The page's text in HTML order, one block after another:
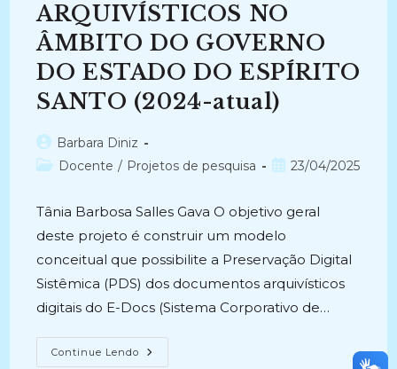
ARQUIVÍSTICOS NO
ÂMBITO DO GOVERNO
DO ESTADO DO ESPÍRITO
SANTO (2024-atual)
Autor
do
Barbara Diniz
Categoria
Docente / Projetos de pesquisa
Post23/04/2025
Tânia Barbosa Salles Gava O objetivo geral
deste projeto é construir um modelo
conceitual que possibilite a Preservação Digital
Sistêmica (PDS) dos documentos arquivísticos
digitais do E-Docs (Sistema Corporativo de…
Continue Lendo PRESERVAÇÃO
DIGITAL